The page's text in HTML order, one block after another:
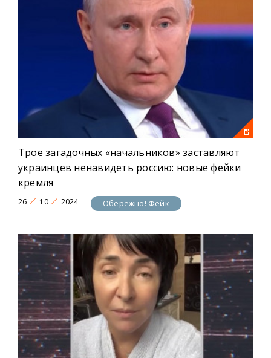
Трое загадочных «начальников» заставляют
украинцев ненавидеть россию: новые фейки
кремля
26 10 2024 Обережно! Фейк